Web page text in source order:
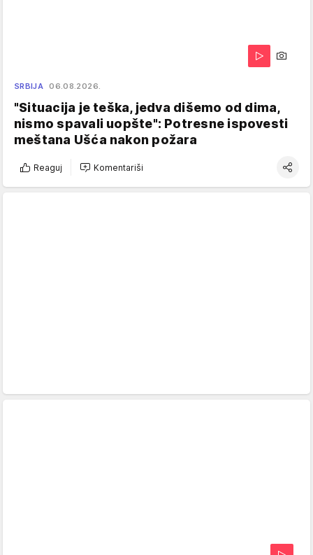
SRBIJA 06.08.2026.
"Situacija je teška, jedva dišemo od dima,
nismo spavali uopšte": Potresne ispovesti
meštana Ušća nakon požara
Reaguj Komentariši